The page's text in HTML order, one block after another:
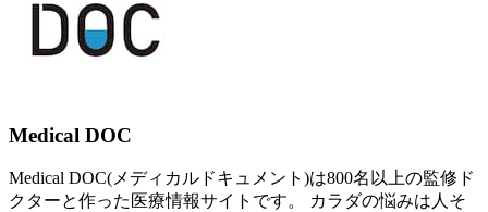
Medical DOC
Medical DOC(メディカルドキュメント)は800名以上の監修ド
クターと作った医療情報サイトです。 カラダの悩みは人そ